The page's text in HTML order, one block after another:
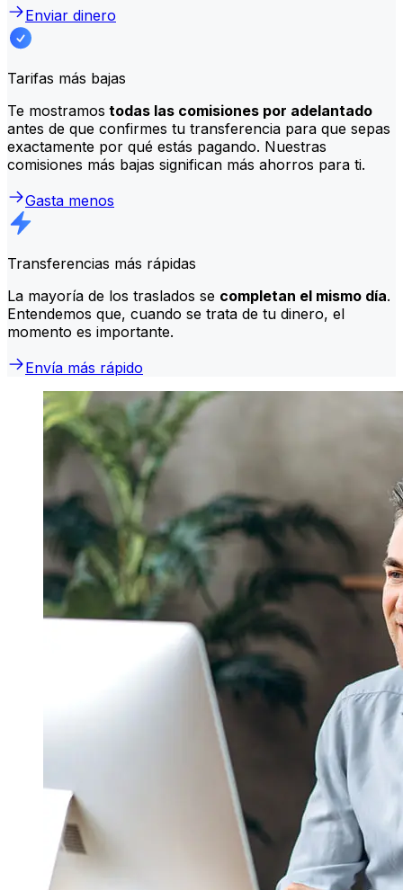
Enviar dinero
Tarifas más bajas
Te mostramos todas las comisiones por adelantado
antes de que confirmes tu transferencia para que sepas
exactamente por qué estás pagando. Nuestras
comisiones más bajas significan más ahorros para ti.
Gasta menos
Transferencias más rápidas
La mayoría de los traslados se completan el mismo día.
Entendemos que, cuando se trata de tu dinero, el
momento es importante.
Envía más rápido